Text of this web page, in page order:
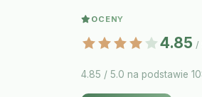
OCENY
4.85 /
4.85 / 5.0 na podstawie